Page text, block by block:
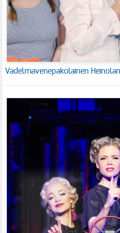
Vadelmavenepakolainen